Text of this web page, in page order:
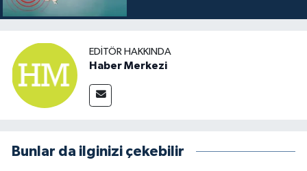
EDITÖR HAKKINDA
Haber Merkezi
Bunlar da ilginizi çekebilir